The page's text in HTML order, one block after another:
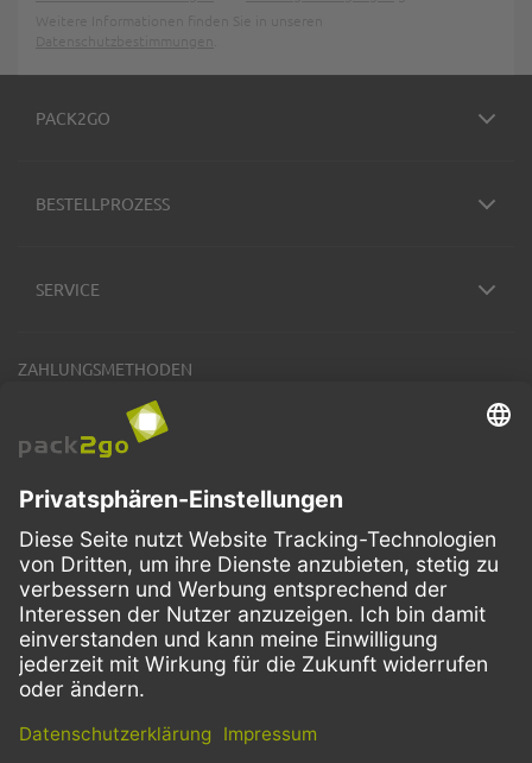
PACK2GO
BESTELLPROZESS
SERVICE
ZAHLUNGSMETHODEN
VERSANDARTEN
FacebookInstagramLinkedIn